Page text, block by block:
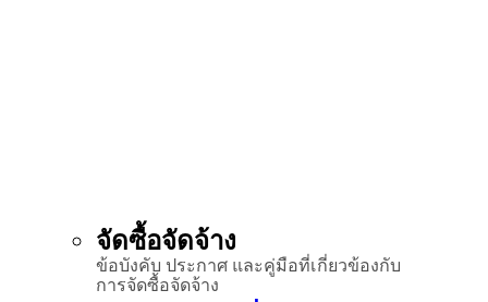
จัดซื้อจัดจ้าง
ข้อบังคับ ประกาศ และคู่มือที่เกี่ยวข้องกับ
การจัดซื้อจัดจ้าง